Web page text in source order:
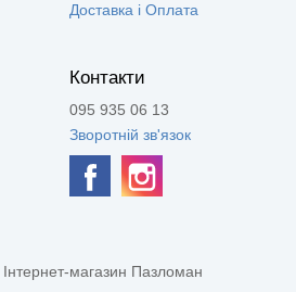
Доставка і Оплата
Контакти
095 935 06 13
Зворотній зв'язок
магазин Пазломан